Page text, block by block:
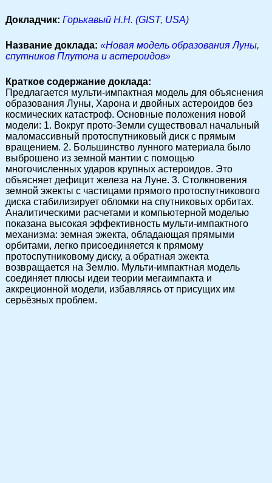
Докладчик: Горькавый Н.Н. (GIST, USA)
Название доклада: «Новая модель образования Луны,
спутников Плутона и астероидов»
Краткое содержание доклада:
Предлагается мульти-импактная модель для объяснения
образования Луны, Харона и двойных астероидов без
космических катастроф. Основные положения новой
модели: 1. Вокруг прото-Земли существовал начальный
маломассивный протоспутниковый диск с прямым
вращением. 2. Большинство лунного материала было
выброшено из земной мантии с помощью
многочисленных ударов крупных астероидов. Это
объясняет дефицит железа на Луне. 3. Столкновения
земной эжекты с частицами прямого протоспутникового
диска стабилизирует обломки на спутниковых орбитах.
Аналитическими расчетами и компьютерной моделью
показана высокая эффективность мульти-импактного
механизма: земная эжекта, обладающая прямыми
орбитами, легко присоединяется к прямому
протоспутниковому диску, а обратная эжекта
возвращается на Землю. Мульти-импактная модель
соединяет плюсы идеи теории мегаимпакта и
аккреционной модели, избавляясь от присущих им
серьёзных проблем.